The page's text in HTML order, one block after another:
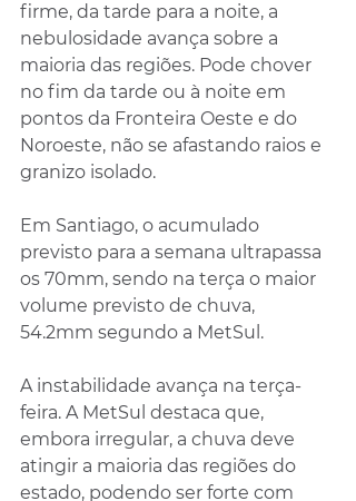
firme, da tarde para a noite, a
nebulosidade avança sobre a
maioria das regiões. Pode chover
no fim da tarde ou à noite em
pontos da Fronteira Oeste e do
Noroeste, não se afastando raios e
granizo isolado.
Em Santiago, o acumulado
previsto para a semana ultrapassa
os 70mm, sendo na terça o maior
volume previsto de chuva,
54.2mm segundo a MetSul.
A instabilidade avança na terça-
feira. A MetSul destaca que,
embora irregular, a chuva deve
atingir a maioria das regiões do
estado, podendo ser forte com